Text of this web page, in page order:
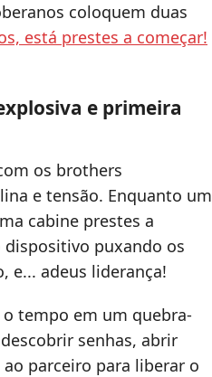
coloquem duas
está prestes a começar!
e primeira
os brothers
e tensão. Enquanto um
cabine prestes a
dispositivo puxando os
e... adeus liderança!
tempo em um quebra-
senhas, abrir
parceiro para liberar o